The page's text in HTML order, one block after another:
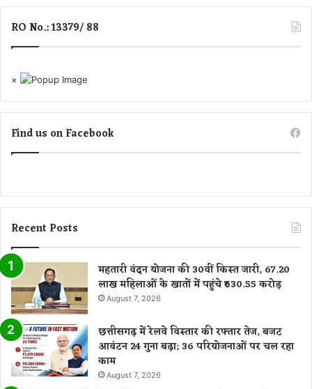
RO No.: 13379/ 88
×
Find us on Facebook
Recent Posts
महतारी वंदन योजना की 30वीं किस्त जारी, 67.20
लाख महिलाओं के खातों में पहुंचे ₹630.55 करोड़
August 7, 2026
छत्तीसगढ़ में रेलवे विस्तार की रफ्तार तेज, बजट
आवंटन 24 गुना बढ़ा; 36 परियोजनाओं पर चल रहा
काम
August 7, 2026